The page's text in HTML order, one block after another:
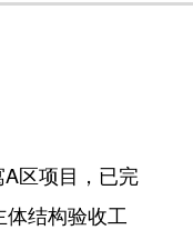
区项目，已完
结构验收工